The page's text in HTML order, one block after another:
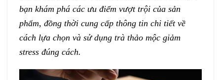
bạn khám phá các ưu điểm vượt trội của sản
phẩm, đồng thời cung cấp thông tin chi tiết về
cách lựa chọn và sử dụng trà thảo mộc giảm
stress đúng cách.